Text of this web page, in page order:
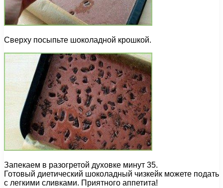
Сверху посыпьте шоколадной крошкой.
Запекаем в разогретой духовке минут 35.
Готовый диетический шоколадный чизкейк можете подать
с легкими сливками. Приятного аппетита!